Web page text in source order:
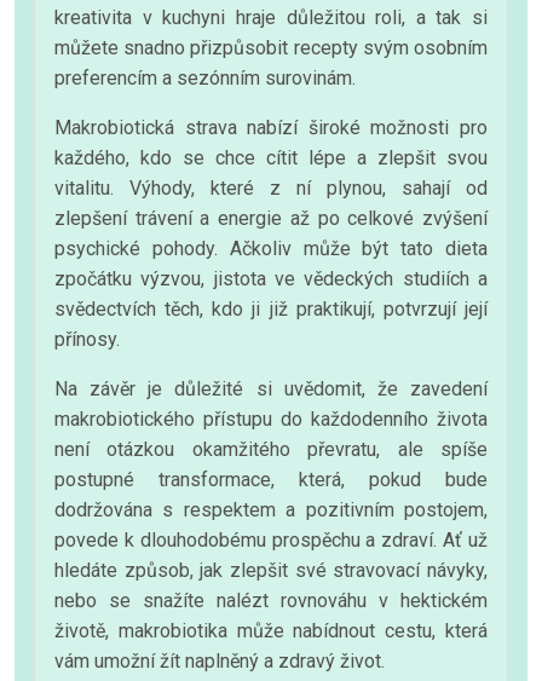
kreativita v kuchyni hraje důležitou roli, a tak si
můžete snadno přizpůsobit recepty svým osobním
preferencím a sezónním surovinám.
Makrobiotická strava nabízí široké možnosti pro
každého, kdo se chce cítit lépe a zlepšit svou
vitalitu. Výhody, které z ní plynou, sahají od
zlepšení trávení a energie až po celkové zvýšení
psychické pohody. Ačkoliv může být tato dieta
zpočátku výzvou, jistota ve vědeckých studiích a
svědectvích těch, kdo ji již praktikují, potvrzují její
přínosy.
Na závěr je důležité si uvědomit, že zavedení
makrobiotického přístupu do každodenního života
není otázkou okamžitého převratu, ale spíše
postupné transformace, která, pokud bude
dodržována s respektem a pozitivním postojem,
povede k dlouhodobému prospěchu a zdraví. Ať už
hledáte způsob, jak zlepšit své stravovací návyky,
nebo se snažíte nalézt rovnováhu v hektickém
životě, makrobiotika může nabídnout cestu, která
vám umožní žít naplněný a zdravý život.